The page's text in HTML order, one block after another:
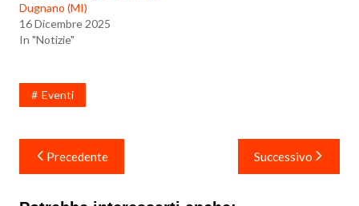
Dugnano (MI)
16 Dicembre 2025
In "Notizie"
Eventi
Navigazione
articoli
Precedente Successivo